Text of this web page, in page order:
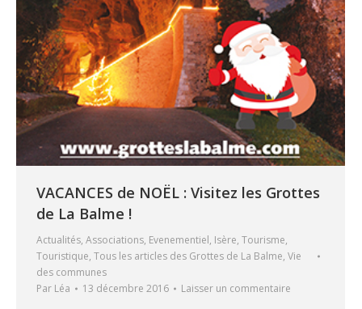
VACANCES de NOËL : Visitez les Grottes
de La Balme !
Actualités, Associations, Evenementiel, Isère, Tourisme,
Touristique, Tous les articles des Grottes de La Balme, Vie
des communes
Par Léa 13 décembre 2016 Laisser un commentaire